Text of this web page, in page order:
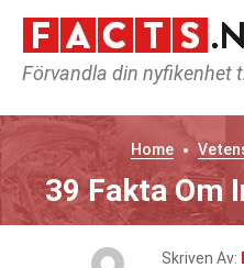
Förvandla din nyfikenhet
Home
39 Fakta Om
Skriven Av: